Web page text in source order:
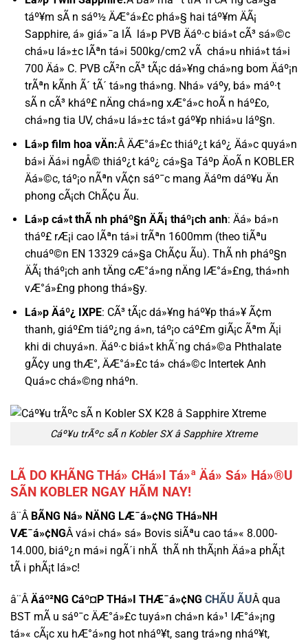
táº¥m sÃ n sáº½ ÄÆ°á»£c phá»§ hai táº¥m ÄÃ¡
Sapphire, á» giá»¯a lÃ lá»p PVB Äáº·c biá»t cÃ³ sá»©c
chá»u lá»±c lÃªn tá»i 500kg/cm2 vÃ chá»u nhiá»t tá»i
700 Äá» C. PVB cÃ²n cÃ³ tÃ¡c dá»¥ng chá»ng bom Äáº¡n
trÃªn kÃ­nh Ã´ tÃ´ tá»ng thá»ng. Nhá» váº­y, bá» máº·t
sÃ n cÃ³ kháº£ nÄng chá»ng xÆ°á»c hoÃ n háº£o,
chá»ng tia UV, chá»u lá»±c tá»t gáº¥p nhiá»u láº§n.
Lá»p film hoa vÄn:Â ÄÆ°á»£c thiáº¿t káº¿ Äá»c quyá»n
bá»i Äá»i ngÅ© thiáº¿t káº¿ cá»§a Táº­p ÄoÃ n KOBLER
Äá»©c, táº¡o nÃªn vÃ¢n sáº¯c mang Äáº­m dáº¥u Än
phong cÃ¡ch ChÃ¢u Ãu.
Lá»p cá»t thÃ nh pháº§n ÄÃ¡ tháº¡ch anh: Äá» bá»n
tháº£ rÆ¡i cao lÃªn tá»i trÃªn 1600mm (theo tiÃªu
chuáº©n EN 13329 cá»§a ChÃ¢u Ãu). ThÃ nh pháº§n
ÄÃ¡ tháº¡ch anh tÄng cÆ°á»ng nÄng lÆ°á»£ng, thá»nh
vÆ°á»£ng phong thá»§y.
Lá»p Äáº¿ IXPE: CÃ³ tÃ¡c dá»¥ng háº¥p thá»¥ Ã¢m
thanh, giáº£m tiáº¿ng á»n, táº¡o cáº£m giÃ¡c Ãªm Ã¡i
khi di chuyá»n. Äáº·c biá»t khÃ´ng chá»©a Phthalate
gÃ¢y ung thÆ°, ÄÆ°á»£c tá» chá»©c Intertek Anh
Quá»c chá»©ng nháº­n.
Cáº¥u trÃºc sÃ n Kobler SX â Sapphire Xtreme
LÃ DO KHÃNG THá» CHá»I Tá»ª Äá» Sá» Há»®U
SÃN KOBLER NGAY HÃM NAY!
â¨Â BÃNG Ná» NÄNG LÆ¯á»¢NG THá»NH
VÆ¯á»¢NGÂ vá»i chá» sá» Bovis siÃªu cao tá»« 8.000-
14.000, biáº¿n má»i ngÃ´i nhÃ thÃ nh thÃ¡nh Äá»a phÃ¡t
tÃ i phÃ¡t lá»c!
â¨Â Äáº²NG Cáº¤P THá»I THÆ¯á»¢NG CHÃU ÃUÂ qua
BST mÃ u sáº¯c ÄÆ°á»£c tuyá»n chá»n ká»¹ lÆ°á»¡ng
tá»« cÃ¡c xu hÆ°á»ng hot nháº¥t, sang trá»ng nháº¥t,